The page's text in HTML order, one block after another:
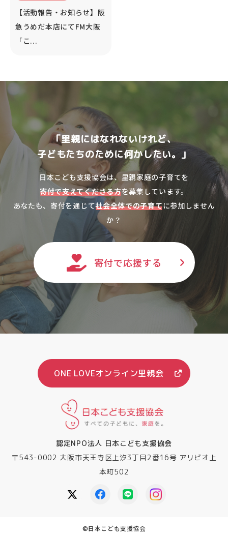
【活動報告・お知らせ】阪
急うめだ本店にてFM大阪
「こ...
「里親にはなれないけれど、
子どもたちのために何かしたい。」
日本こども支援協会は、里親家庭の子育てを
寄付で支えてくださる方を募集しています。
あなたも、寄付を通じて社会全体での子育てに参加しません
か？
寄付で応援する
ONE LOVEオンライン里親会
認定NPO法人 日本こども支援協会
〒543-0002 大阪市天王寺区上汐3丁目2番16号 アリビオ上
本町502
©︎日本こども支援協会